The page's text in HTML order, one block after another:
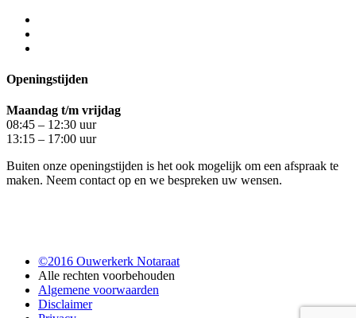
Openingstijden
Maandag t/m vrijdag
08:45 – 12:30 uur
13:15 – 17:00 uur
Buiten onze openingstijden is het ook mogelijk om een afspraak te
maken. Neem contact op en we bespreken uw wensen.
©2016 Ouwerkerk Notaraat
Alle rechten voorbehouden
Algemene voorwaarden
Disclaimer